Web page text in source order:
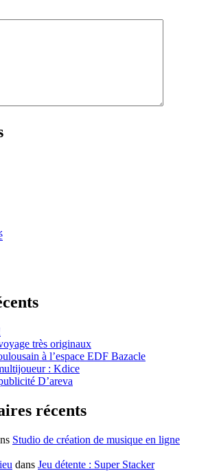
très originaux
à l’espace EDF Bazacle
: Kdice
D’areva
récents
Studio de création de musique en ligne
dans Jeu détente : Super Stacker